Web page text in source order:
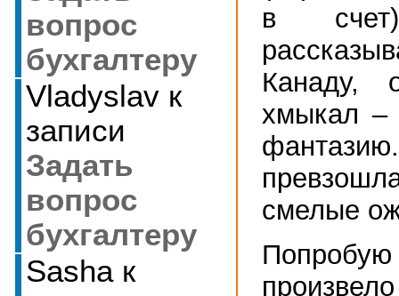
вопрос
бухгалтеру
Vladyslavк
записи
Задать
вопрос
бухгалтеру
Sashaк
в
Канаду,
хмыкал –
смелые
Попробую